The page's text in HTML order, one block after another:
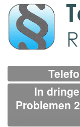
In
Problemen